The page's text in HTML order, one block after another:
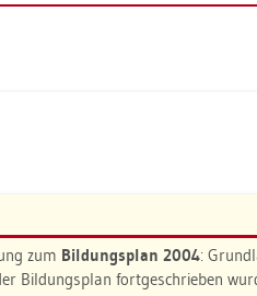
zum Bil­dungs­plan 2004:
Bil­dungs­plan fort­ge­schrie­ben